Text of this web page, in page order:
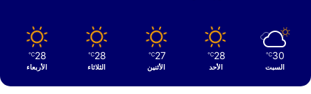
30
℃
السبت
28
℃
الأحد
27
℃
الأثنين
28
℃
الثلاثاء
28
℃
الأربعاء